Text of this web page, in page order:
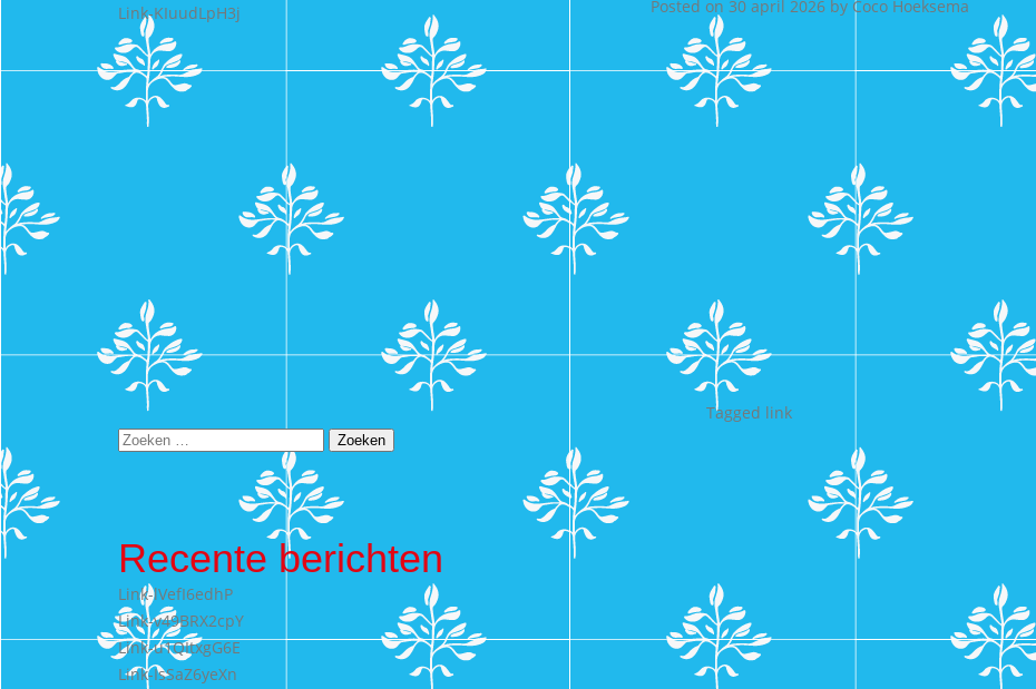
Link-KIuudLpH3j Posted on 30 april 2026 by Coco Hoeksema
Tagged link
Zoeken
Recente berichten
Link-lVefI6edhP
Link-v49BRX2cpY
Link-u1QItxgG6E
Link-IsSaZ6yeXn